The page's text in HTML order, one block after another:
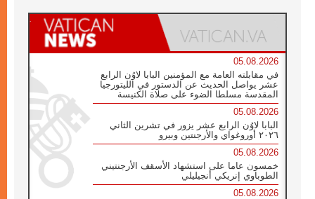
05.08.2026
في مقابلته العامة مع المؤمنين البابا لاوُن الرابع
عشر يواصل الحديث عن الدستور في الليتورجيا
المقدسة مسلطا الضوء على صلاة الكنيسة
05.08.2026
البابا لاوُن الرابع عشر يزور في تشرين الثاني
٢٠٢٦ أوروغواي والأرجنتين وبيرو
05.08.2026
خمسون عاما على استشهاد الأسقف الأرجنتيني
الطوباوي إنريكي أنجيليلي
05.08.2026